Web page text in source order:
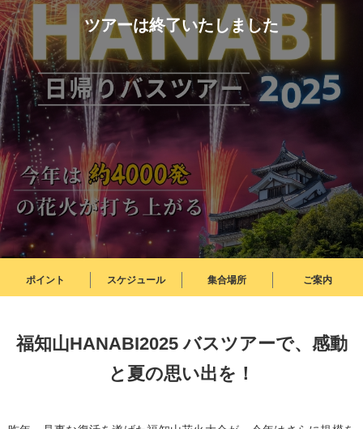
隠岐島（島根）
壱岐・対馬（長崎）
五島列島（長崎）
甑島（鹿児島）
奄美群島（鹿児島）
与論島（鹿児島）
沖縄
テーマから選ぶ
ポイント スケジュール 集合場所 ご案内
福知山HANABI2025 バスツアーで、感動
と夏の思い出を！